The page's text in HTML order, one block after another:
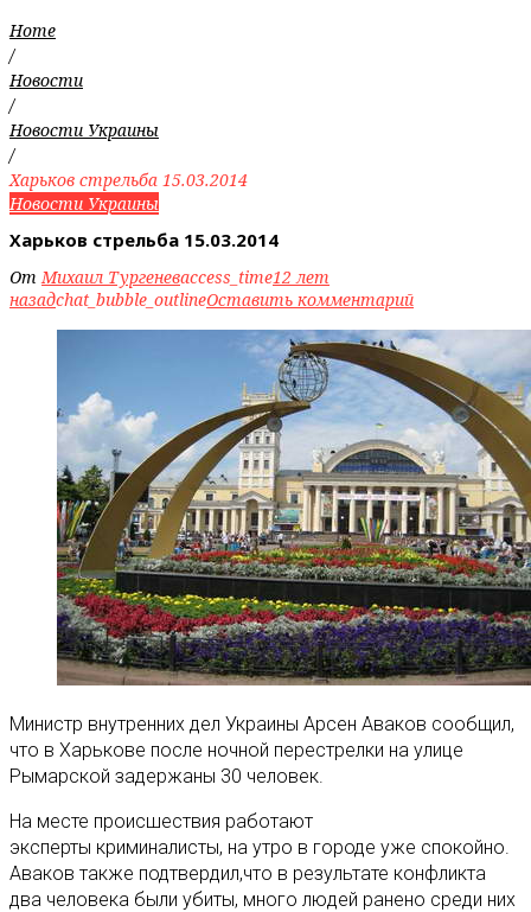
Home
/
Новости
/
Новости Украины
/
Харьков стрельба 15.03.2014
Новости Украины
Харьков стрельба 15.03.2014
ОтМихаил Тургеневaccess_time12 лет
назадchat_bubble_outlineОставить комментарий
Министр внутренних дел Украины Арсен Аваков сообщил,
что в Харькове после ночной перестрелки на улице
Рымарской задержаны 30 человек.
На месте происшествия работают
эксперты криминалисты, на утро в городе уже спокойно.
Аваков также подтвердил,что в результате конфликта
два человека были убиты, много людей ранено среди них